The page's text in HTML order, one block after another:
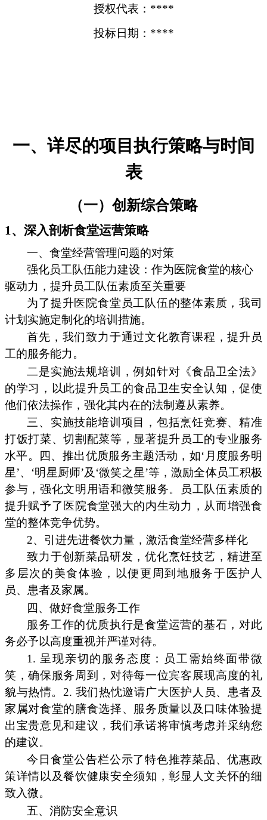
授权代表：****
投标日期：****
一、详尽的项目执行策略与时间
表
（一）创新综合策略
1、深入剖析食堂运营策略
一、食堂经营管理问题的对策
强化员工队伍能力建设：作为医院食堂的核心
驱动力，提升员工队伍素质至关重要
为了提升医院食堂员工队伍的整体素质，我司
计划实施定制化的培训措施。
首先，我们致力于通过文化教育课程，提升员
工的服务能力。
二是实施法规培训，例如针对《食品卫全法》
的学习，以此提升员工的食品卫生安全认知，促使
他们依法操作，强化其内在的法制遵从素养。
三、实施技能培训项目，包括烹饪竞赛、精准
打饭打菜、切割配菜等，显著提升员工的专业服务
水平。四、推出优质服务主题活动，如‘月度服务明
星’、‘明星厨师’及‘微笑之星’等，激励全体员工积极
参与，强化文明用语和微笑服务。员工队伍素质的
提升赋予了医院食堂强大的内生动力，从而增强食
堂的整体竞争优势。
2、引进先进餐饮力量，激活食堂经营多样化
致力于创新菜品研发，优化烹饪技艺，精进至
多层次的美食体验，以便更周到地服务于医护人
员、患者及家属。
四、做好食堂服务工作
服务工作的优质执行是食堂运营的基石，对此
务必予以高度重视并严谨对待。
1. 呈现亲切的服务态度：员工需始终面带微
笑，确保服务周到，对待每一位宾客展现高度的礼
貌与热情。2. 我们热忱邀请广大医护人员、患者及
家属对食堂的膳食选择、服务质量以及口味体验提
出宝贵意见和建议，我们承诺将审慎考虑并采纳您
的建议。
今日食堂公告栏公示了特色推荐菜品、优惠政
策详情以及餐饮健康安全须知，彰显人文关怀的细
致入微。
五、消防安全意识